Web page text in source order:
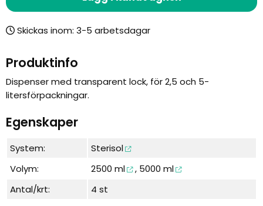
Skickas inom:
Produktinfo
Dispenser med transparent lock, för 2,5 och 5-
litersförpackningar.
Egenskaper
System:
Sterisol
Volym:
2500 ml , 5000 ml
Antal/krt:
4 st